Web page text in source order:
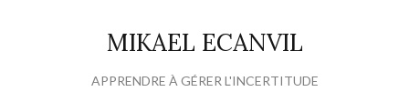
MIKAEL ECANVIL
APPRENDRE À GÉRER L'INCERTITUDE